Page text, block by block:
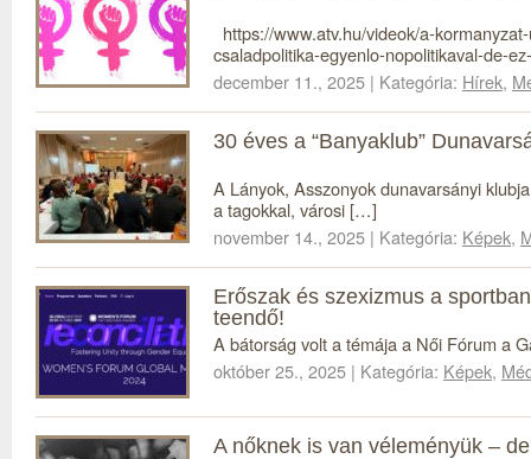
https://www.atv.hu/videok/a-
csaladpolitika-egyenlo-nopolitikaval-de-
december 11., 2025 | Kategória: Hírek,
30 éves a “Banyaklub”
A Lányok, Asszonyok dunavarsányi
a tagokkal, városi […]
november 14., 2025 | Kategória: Képek,
Erőszak és szexizmus a
teendő!
A bátorság volt a témája a Női Fórum a
október 25., 2025 | Kategória: Képek,
A nőknek is van véleményük –